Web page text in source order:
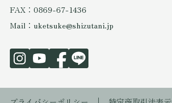
FAX：0869-67-1436
Mail：uketsuke@shizutani.jp